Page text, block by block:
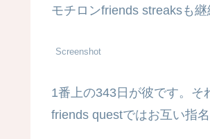
モチロンfriends streaksも
Screenshot
1番上の343日が彼です。そ
friends questではお互い指